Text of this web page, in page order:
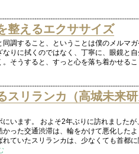
整えるエクササイズ
同調すること、ということは僕のメルマ
りに拭くのではなく、丁寧に、眼鏡と
そうすると、すっと心を落ち着かせる
スリランカ（高城未来
います。 およそ2年ぶりに訪れました
った交通渋滞は、輪をかけて悪化した
ていたスリランカは、少なくても首都